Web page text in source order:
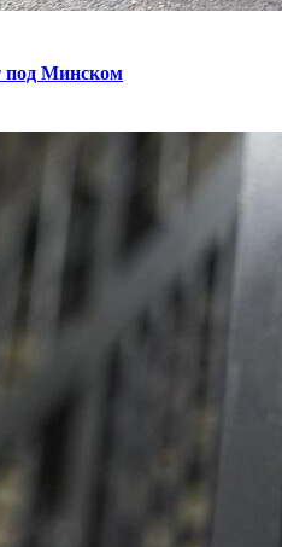
под Минском